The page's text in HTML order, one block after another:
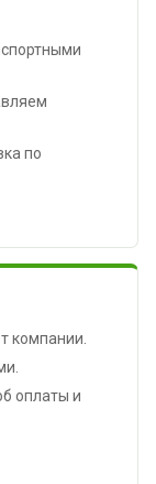
по
компании.
оплаты и